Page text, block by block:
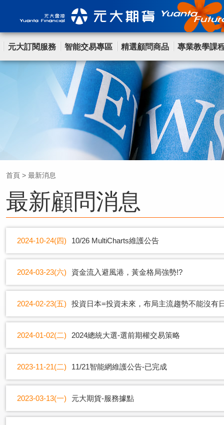
元大訂閱服務 智能交易專區 精選顧問商品 專業教學課
首頁 > 最新消息
最新顧問消息
2024-10-24(四) 10/26 MultiCharts維護公告
2024-03-23(六) 資金流入避風港，黃金格局強勢!?
2024-02-23(五) 投資日本=投資未來，布局主流趨勢不能沒有
2024-01-02(二) 2024總統大選-選前期權交易策略
2023-11-21(二) 11/21智能網維護公告-已完成
2023-03-13(一) 元大期貨-服務據點